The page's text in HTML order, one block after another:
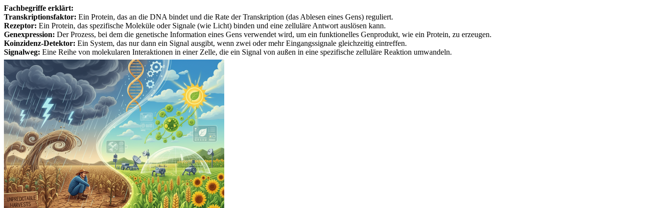
Fachbegriffe erklärt:
Transkriptionsfaktor: Ein Protein, das an die DNA bindet und die Rate der Transkription (das Ablesen eines Gens) reguliert.
Rezeptor: Ein Protein, das spezifische Moleküle oder Signale (wie Licht) binden und eine zelluläre Antwort auslösen kann.
Genexpression: Der Prozess, bei dem die genetische Information eines Gens verwendet wird, um ein funktionelles Genprodukt, wie ein Protein, zu erzeugen.
Koinzidenz-Detektor: Ein System, das nur dann ein Signal ausgibt, wenn zwei oder mehr Eingangssignale gleichzeitig eintreffen.
Signalweg: Eine Reihe von molekularen Interaktionen in einer Zelle, die ein Signal von außen in eine spezifische zelluläre Reaktion umwandeln.